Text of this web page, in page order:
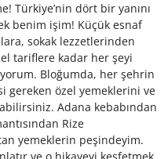
Türkiye’nin dört bir yanını
benim işim! Küçük esnaf
sokak lezzetlerinden
tariflere kadar her şeyi
Bloğumda, her şehrin
gereken özel yemeklerini ve
Adana kebabından
Rize
yemeklerin peşindeyim.